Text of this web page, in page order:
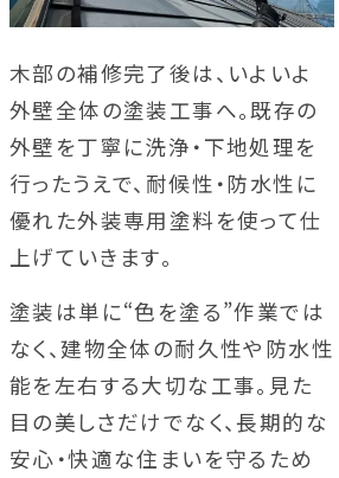
木部の補修完了後は、いよいよ
外壁全体の塗装工事へ。既存の
外壁を丁寧に洗浄・下地処理を
行ったうえで、耐候性・防水性に
優れた外装専用塗料を使って仕
上げていきます。
塗装は単に“色を塗る”作業では
なく、建物全体の耐久性や防水性
能を左右する大切な工事。見た
目の美しさだけでなく、長期的な
安心・快適な住まいを守るため